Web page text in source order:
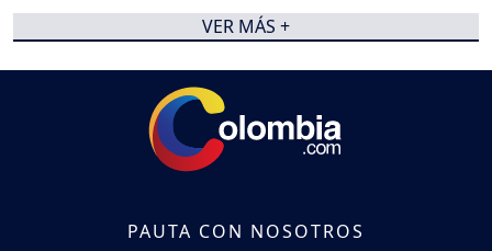
VER MÁS +
PAUTA CON NOSOTROS